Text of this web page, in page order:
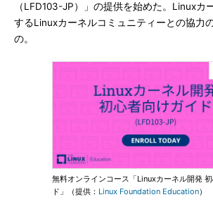
（LFD103-JP）」の提供を始めた。Linuxカ
するLinuxカーネルコミュニティーとの協力
の。
無料オンラインコース「Linuxカーネル開発
ド」（提供： Linux Foundation Education）